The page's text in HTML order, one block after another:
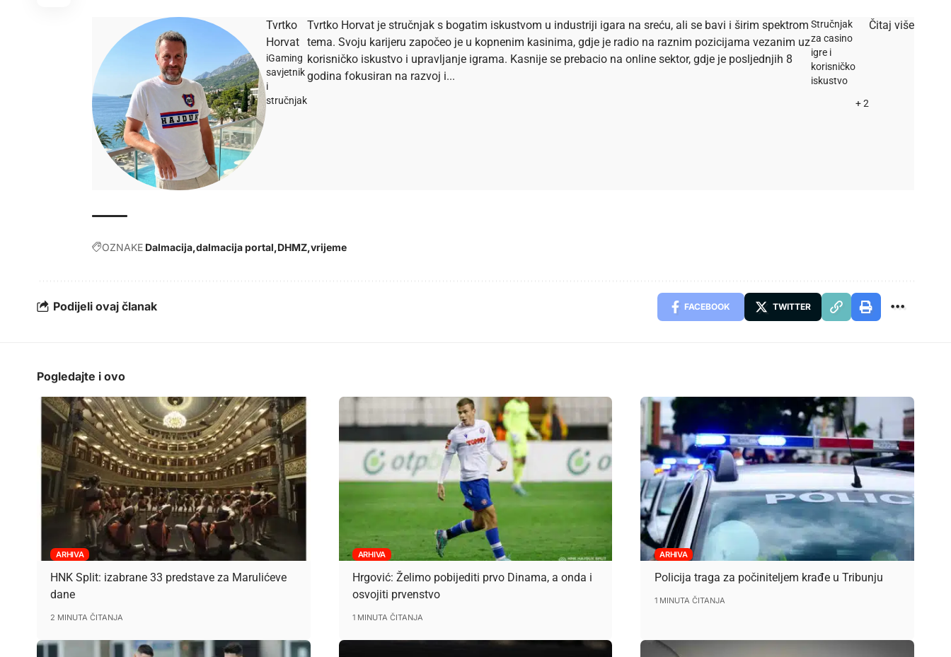
Tvrtko
Horvat
iGaming
savjetnik
i
stručnjak
Tvrtko Horvat je stručnjak s bogatim iskustvom u industriji igara na sreću, ali se bavi i širim spektrom
tema. Svoju karijeru započeo je u kopnenim kasinima, gdje je radio na raznim pozicijama vezanim uz
korisničko iskustvo i upravljanje igrama. Kasnije se prebacio na online sektor, gdje je posljednjih 8
godina fokusiran na razvoj i...
Stručnjak
za casino
igre i
korisničko
iskustvo
+ 2
Čitaj više
OZNAKE Dalmacija dalmacija portal DHMZ vrijeme
Podijeli ovaj članak FACEBOOK TWITTER
Pogledajte i ovo
ARHIVA
HNK Split: izabrane 33 predstave za Marulićeve
dane
2 MINUTA ČITANJA
ARHIVA
Hrgović: Želimo pobijediti prvo Dinama, a onda i
osvojiti prvenstvo
1 MINUTA ČITANJA
ARHIVA
Policija traga za počiniteljem krađe u Tribunju
1 MINUTA ČITANJA